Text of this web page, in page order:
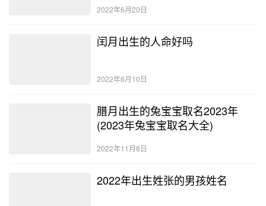
2022年6月20日
闰月出生的人命好吗
2022年6月10日
腊月出生的兔宝宝取名2023年
(2023年兔宝宝取名大全)
2022年11月8日
2022年出生姓张的男孩姓名